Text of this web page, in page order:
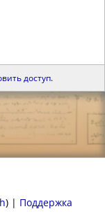
доступ.
| Поддержка